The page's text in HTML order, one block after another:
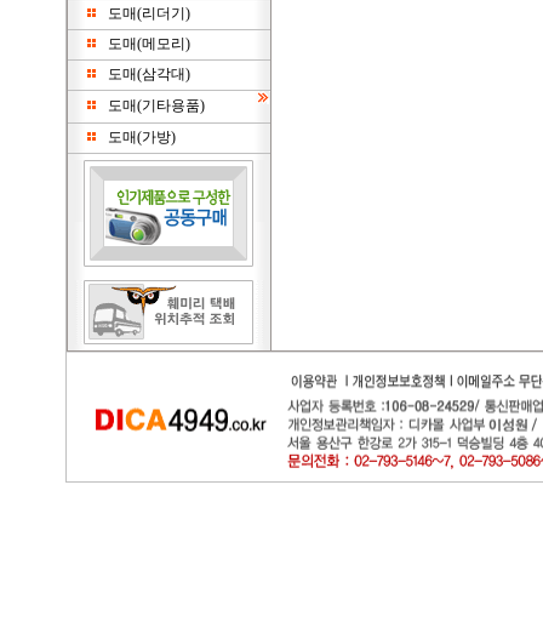
도매(리더기)
도매(메모리)
도매(삼각대)
도매(기타용품)
도매(가방)